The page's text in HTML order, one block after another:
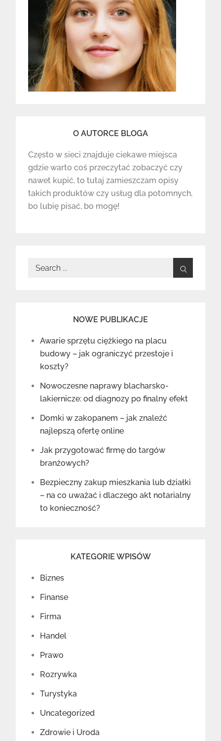
O AUTORCE BLOGA
Często w sieci znajduje ciekawe miejsca
gdzie warto coś przeczytać zobaczyć czy
nawet kupić, to tutaj zamieszczam opisy
takich produktów czy usług dla potomnych,
bo lubię pisać, bo mogę!
Search
NOWE PUBLIKACJE
Awarie sprzętu ciężkiego na placu
budowy – jak ograniczyć przestoje i
koszty?
Nowoczesne naprawy blacharsko-
lakiernicze: od diagnozy po finalny efekt
Domki w zakopanem – jak znaleźć
najlepszą ofertę online
Jak przygotować firmę do targów
branżowych?
Bezpieczny zakup mieszkania lub działki
– na co uważać i dlaczego akt notarialny
to konieczność?
KATEGORIE WPISÓW
Biznes
Finanse
Firma
Handel
Prawo
Rozrywka
Turystyka
Uncategorized
Zdrowie i Uroda